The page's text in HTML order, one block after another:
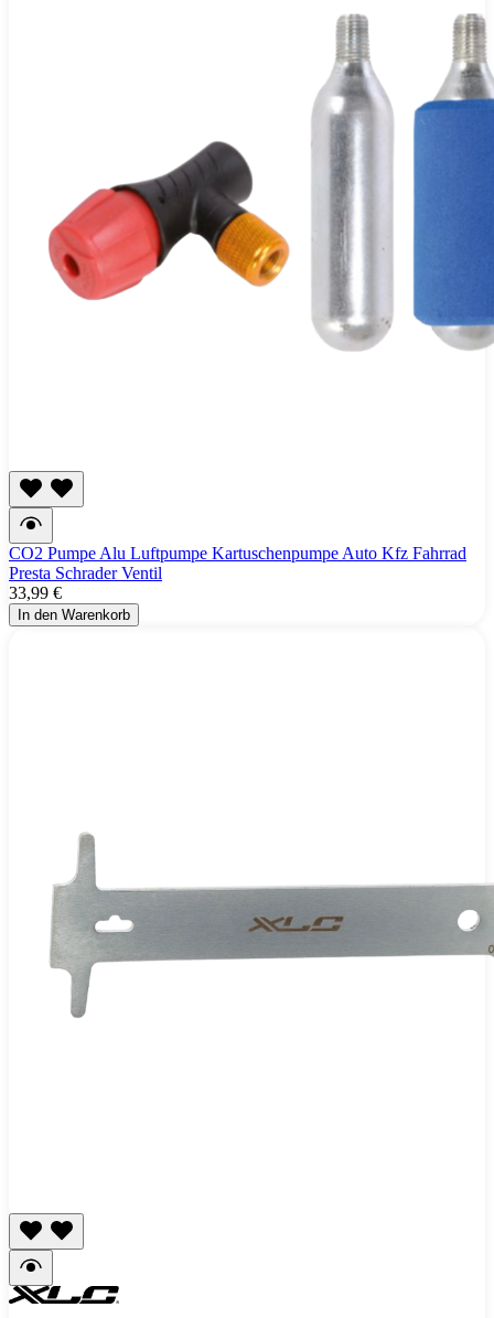
CO2 Pumpe Alu Luftpumpe Kartuschenpumpe Auto Kfz Fahrrad
Presta Schrader Ventil
33,99 €
In den Warenkorb